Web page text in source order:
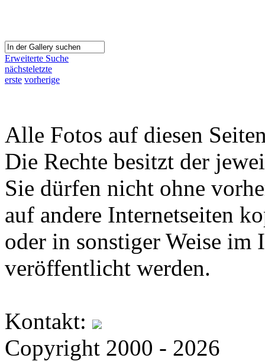
Erweiterte Suche
nächsteletzte
erste vorherige
Alle Fotos auf diesen
Die Rechte besitzt der
Sie dürfen nicht ohne
auf andere Internetseiten
oder in sonstiger Weise im
veröffentlicht werden.
Kontakt:
Copyright 2000 - 2026